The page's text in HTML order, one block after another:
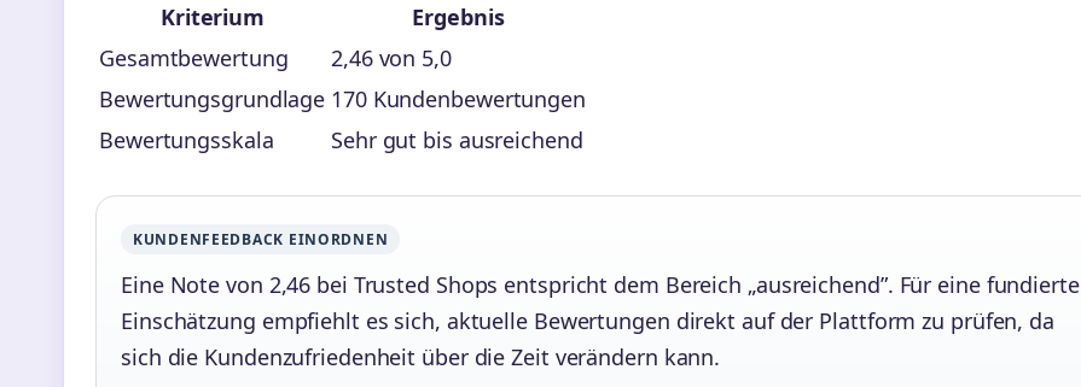
Kriterium
Ergebnis
Gesamtbewertung
2,46 von 5,0
Bewertungsgrundlage 170 Kundenbewertungen
Bewertungsskala
Sehr gut bis ausreichend
KUNDENFEEDBACK EINORDNEN
Eine Note von 2,46 bei Trusted Shops entspricht dem Bereich „ausreichend”. Für eine fundierte
Einschätzung empfiehlt es sich, aktuelle Bewertungen direkt auf der Plattform zu prüfen, da
sich die Kundenzufriedenheit über die Zeit verändern kann.